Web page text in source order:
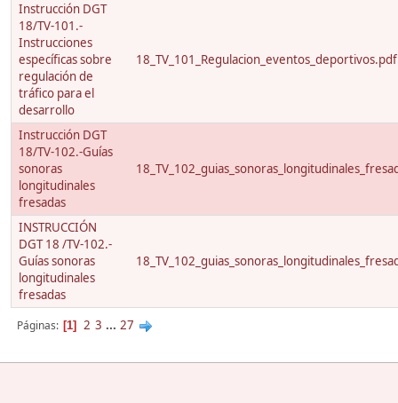
Instrucción DGT
18/TV-101.-
Instrucciones
específicas sobre
regulación de
tráfico para el
desarrollo
18_TV_101_Regulacion_eventos_deportivos.pdf
Instrucción DGT
18/TV-102.-Guías
sonoras
longitudinales
fresadas
INSTRUCCIÓN
DGT 18 /TV-102.-
Guías sonoras
longitudinales
fresadas
Páginas 1 2 3 ... 27